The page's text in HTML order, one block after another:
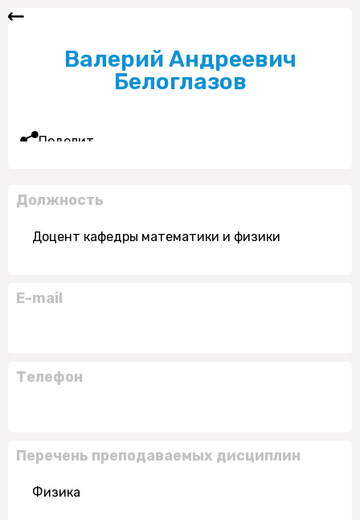
Валерий Андреевич
Белоглазов
Поделиться
Должность
Доцент кафедры математики и физики
E-mail
Телефон
Перечень преподаваемых дисциплин
Физика